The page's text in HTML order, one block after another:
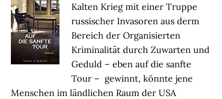
Kalten Krieg mit einer Truppe
russischer Invasoren aus derm
Bereich der Organisierten
Kriminalität durch Zuwarten und
Geduld – eben auf die sanfte
Tour – gewinnt, könnte jene
Menschen im ländlichen Raum der USA